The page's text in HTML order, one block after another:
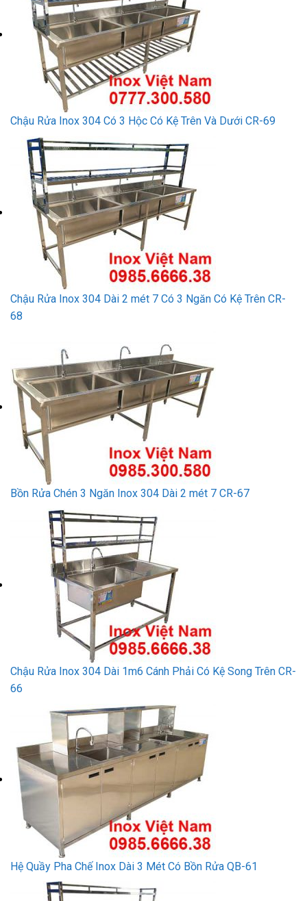
Chậu Rửa Inox 304 Có 3 Hộc Có Kệ Trên Và Dưới CR-69
Chậu Rửa Inox 304 Dài 2 mét 7 Có 3 Ngăn Có Kệ Trên CR-
68
Bồn Rửa Chén 3 Ngăn Inox 304 Dài 2 mét 7 CR-67
Chậu Rửa Inox 304 Dài 1m6 Cánh Phải Có Kệ Song Trên CR-
66
Hệ Quầy Pha Chế Inox Dài 3 Mét Có Bồn Rửa QB-61